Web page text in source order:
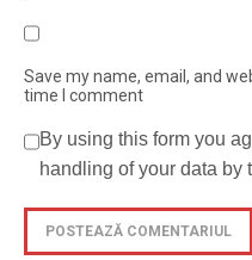
Save my name, email, and
time I comment
By using this form you
handling of your data by